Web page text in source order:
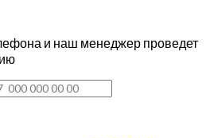
и наш менеджер проведет